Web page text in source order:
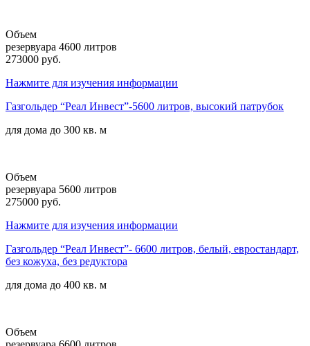
Объем
резервуара 4600 литров
273000 руб.
Нажмите для изучения информации
Газгольдер “Реал Инвест”-5600 литров, высокий патрубок
для дома до 300 кв. м
Объем
резервуара 5600 литров
275000 руб.
Нажмите для изучения информации
Газгольдер “Реал Инвест”- 6600 литров, белый, евростандарт,
без кожуха, без редуктора
для дома до 400 кв. м
Объем